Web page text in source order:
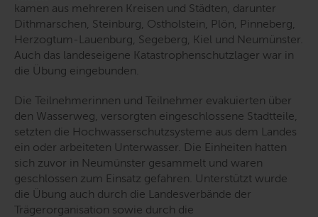
kamen aus mehreren Kreisen und Städten, darunter
Dithmarschen, Steinburg, Ostholstein, Plön, Pinneberg,
Herzogtum-Lauenburg, Segeberg, Kiel und Neumünster.
Auch das landeseigene Katastrophenschutzlager war in
die Übung eingebunden.
Die Teilnehmerinnen und Teilnehmer evakuierten über
den Wasserweg, versorgten eingeschlossene Stadtteile,
setzten die Hochwasserschutzsysteme aus dem Landes
ein oder arbeiteten Unterwasser. Die Einheiten hatten
sich zuvor in Neumünster gesammelt und waren
geschlossen zum Einsatz gefahren. Unterstützt wurde
die Übung auch durch die Landesverbände der
Trägerorganisation sowie durch die